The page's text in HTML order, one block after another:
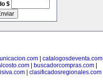
$
catalogosdeventa.com
| buscadorcompras.com|
clasificadosregionales.com